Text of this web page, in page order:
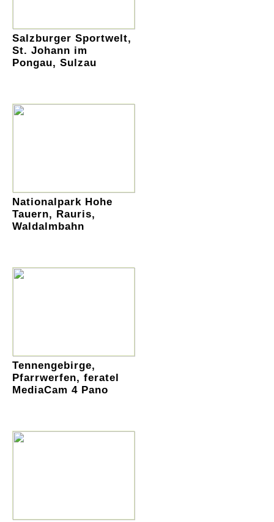
Salzburger Sportwelt,
St. Johann im
Pongau, Sulzau
Nationalpark Hohe
Tauern, Rauris,
Waldalmbahn
Tennengebirge,
Pfarrwerfen, feratel
MediaCam 4 Pano